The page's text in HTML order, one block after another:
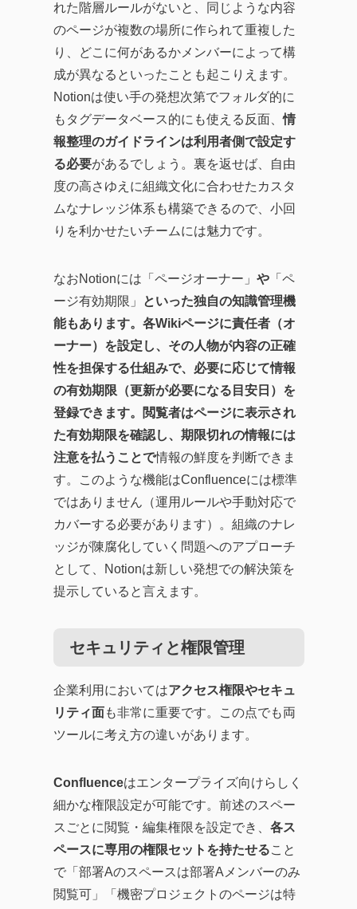
れた階層ルールがないと、同じような内容
のページが複数の場所に作られて重複した
り、どこに何があるかメンバーによって構
成が異なるといったことも起こりえます。
Notionは使い手の発想次第でフォルダ的に
もタグデータベース的にも使える反面、情
報整理のガイドラインは利用者側で設定す
る必要があるでしょう。裏を返せば、自由
度の高さゆえに組織文化に合わせたカスタ
ムなナレッジ体系も構築できるので、小回
りを利かせたいチームには魅力です。
なおNotionには「ページオーナー」 や「ペ
ージ有効期限」
といった独自の知識管理機
能もあります。各Wikiページに責任者（オ
ーナー）を設定し、その人物が内容の正確
性を担保する仕組みで、必要に応じて情報
の有効期限（更新が必要になる目安日）を
登録できます。閲覧者はページに表示され
た有効期限を確認し、期限切れの情報には
注意を払うことで情報の鮮度を判断できま
す。このような機能はConfluenceには標準
ではありません（運用ルールや手動対応で
カバーする必要があります）。組織のナレ
ッジが陳腐化していく問題へのアプローチ
として、Notionは新しい発想での解決策を
提示していると言えます。
セキュリティと権限管理
企業利用においてはアクセス権限やセキュ
リティ面も非常に重要です。この点でも両
ツールに考え方の違いがあります。
Confluenceはエンタープライズ向けらしく
細かな権限設定が可能です。前述のスペー
スごとに閲覧・編集権限を設定でき、 各ス
ペースに専用の権限セットを持たせること
で「部署Aのスペースは部署Aメンバーのみ
閲覧可」「機密プロジェクトのページは特